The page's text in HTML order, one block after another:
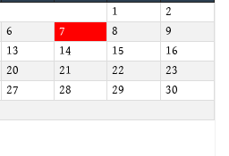
1
2
6 7 8
9
13 14 15
16
20 21 22
23
27 28 29
30